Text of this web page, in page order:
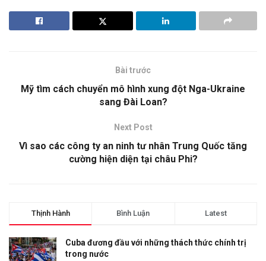
Bài trước
Mỹ tìm cách chuyển mô hình xung đột Nga-Ukraine
sang Đài Loan?
Next Post
Vì sao các công ty an ninh tư nhân Trung Quốc tăng
cường hiện diện tại châu Phi?
Thịnh Hành Bình Luận Latest
Cuba đương đầu với những thách thức chính trị
trong nước